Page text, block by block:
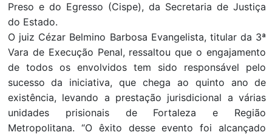
Preso e do Egresso (Cispe), da Secretaria de Justiça
do Estado.
O juiz Cézar Belmino Barbosa Evangelista, titular da 3ª
Vara de Execução Penal, ressaltou que o engajamento
de todos os envolvidos tem sido responsável pelo
sucesso da iniciativa, que chega ao quinto ano de
existência, levando a prestação jurisdicional a várias
unidades prisionais de Fortaleza e Região
Metropolitana. “O êxito desse evento foi alcançado